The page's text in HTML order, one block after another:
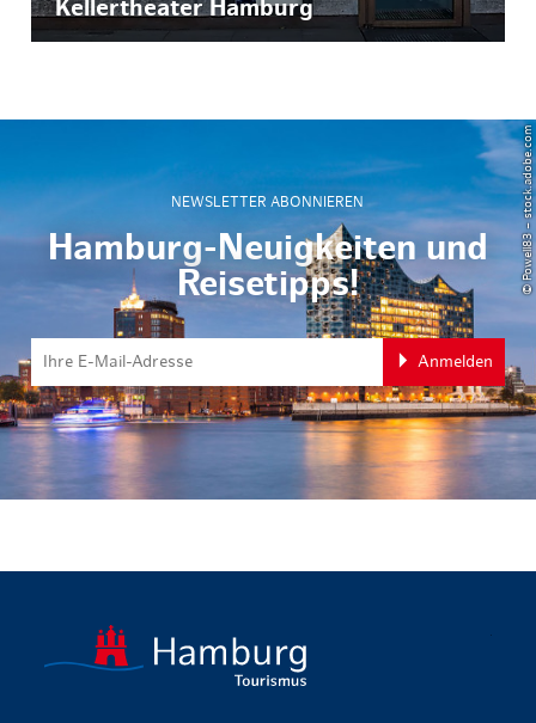
Kellertheater Hamburg
NEWSLETTER ABONNIEREN
Hamburg-Neuigkeiten und
Reisetipps!
Anmelden
© Powell83 – stock.adobe.com